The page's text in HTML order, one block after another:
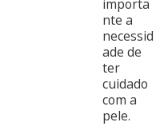
importa
nte a
necessid
ade de
ter
cuidado
com a
pele.